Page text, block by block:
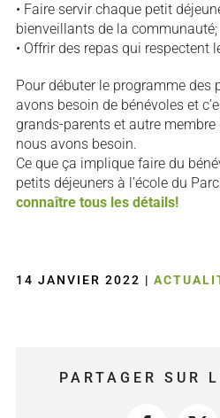
• Faire servir chaque petit
bienveillants de la communauté;
• Offrir des repas qui respectent
Pour débuter le programme des
avons besoin de bénévoles et
grands-parents et autre
nous avons besoin.
Ce que ça implique faire du
petits déjeuners à l’école du
connaître tous les détails!
14 JANVIER 2022 |
PARTAGER SUR